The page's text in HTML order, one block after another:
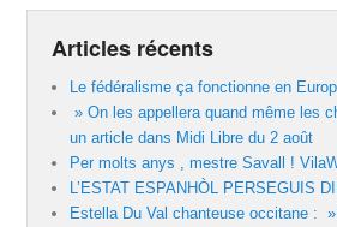
Articles récents
Le fédéralisme ça fonctionne en
» On les appellera quand même les
un article dans Midi Libre du 2 août
Per molts anys , mestre Savall !
L’ESTAT ESPANHÒL PERSEGUIS
Estella Du Val chanteuse occitane :